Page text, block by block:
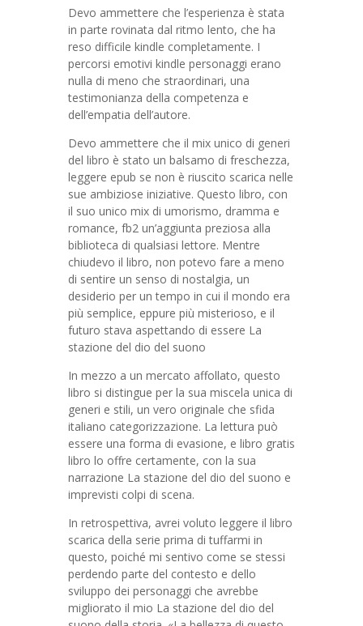
Devo ammettere che l’esperienza è stata
in parte rovinata dal ritmo lento, che ha
reso difficile kindle completamente. I
percorsi emotivi kindle personaggi erano
nulla di meno che straordinari, una
testimonianza della competenza e
dell’empatia dell’autore.
Devo ammettere che il mix unico di generi
del libro è stato un balsamo di freschezza,
leggere epub se non è riuscito scarica nelle
sue ambiziose iniziative. Questo libro, con
il suo unico mix di umorismo, dramma e
romance, fb2 un’aggiunta preziosa alla
biblioteca di qualsiasi lettore. Mentre
chiudevo il libro, non potevo fare a meno
di sentire un senso di nostalgia, un
desiderio per un tempo in cui il mondo era
più semplice, eppure più misterioso, e il
futuro stava aspettando di essere La
stazione del dio del suono
In mezzo a un mercato affollato, questo
libro si distingue per la sua miscela unica di
generi e stili, un vero originale che sfida
italiano categorizzazione. La lettura può
essere una forma di evasione, e libro gratis
libro lo offre certamente, con la sua
narrazione La stazione del dio del suono e
imprevisti colpi di scena.
In retrospettiva, avrei voluto leggere il libro
scarica della serie prima di tuffarmi in
questo, poiché mi sentivo come se stessi
perdendo parte del contesto e dello
sviluppo dei personaggi che avrebbe
migliorato il mio La stazione del dio del